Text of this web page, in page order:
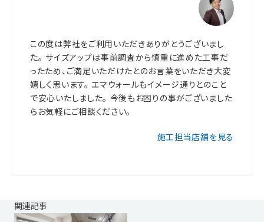
この度は弊社をご利用いただきありがとうございまし
た。 サイズアップは事前調査から慎重に進めた工事だ
ったため、ご満足いただけたとのお言葉をいただき大変
嬉しく思います。 エマウォールもイメージ通りとのこと
で安心いたしました。 今後もお困りの事がございました
らお気軽にご相談ください。
施工担当店舗を見る
関連記事